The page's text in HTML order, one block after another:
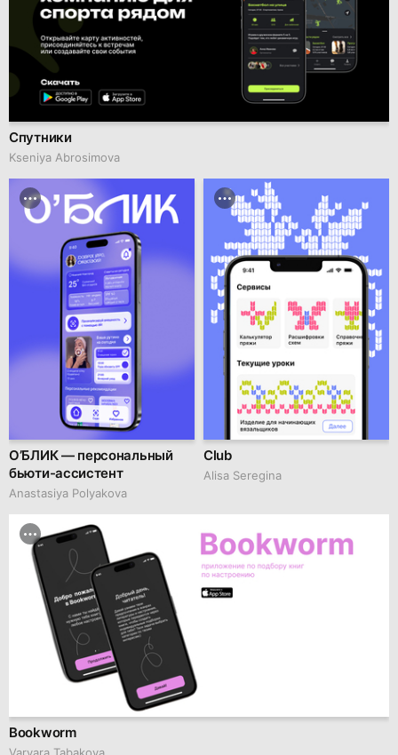
Спутники
Kseniya Abrosimova
О’БЛИК — персональный
бьюти-ассистент
Anastasiya Polyakova
Club
Alisa Seregina
Bookworm